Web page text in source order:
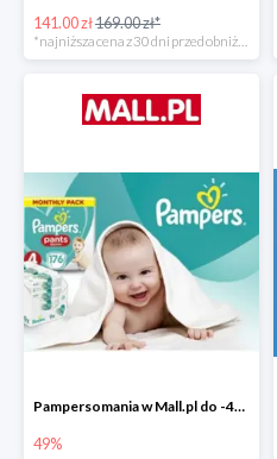
141.00 zł169.00 zł*
Pampersomania w Mall.pl do -49%
49%